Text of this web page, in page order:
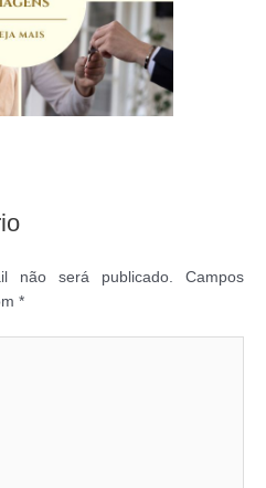
não será publicado.
Campos
*